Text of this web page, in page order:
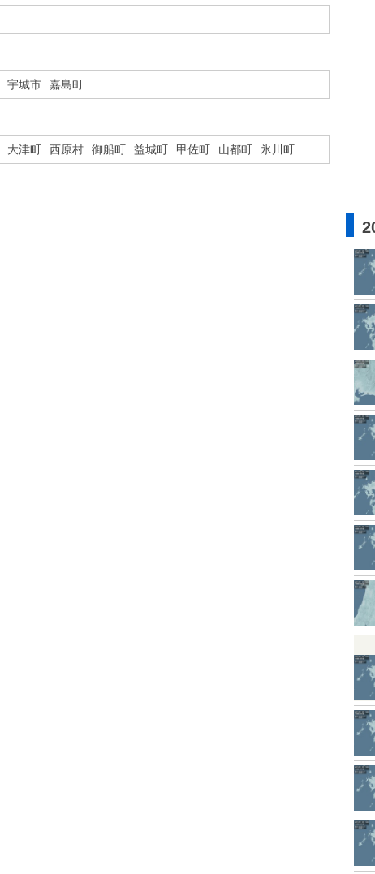
宇城市 嘉島町
大津町 西原村 御船町 益城町 甲佐町 山都町 氷川町